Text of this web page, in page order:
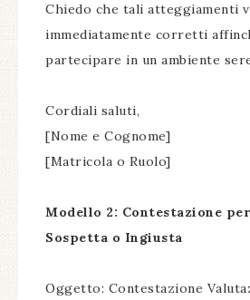
Chiedo che tali atteggiamenti
immediatamente corretti
partecipare in un ambiente
Cordiali saluti,
[Nome e Cognome]
[Matricola o Ruolo]
Modello 2: Contestazione
Sospetta o Ingiusta
Oggetto: Contestazione